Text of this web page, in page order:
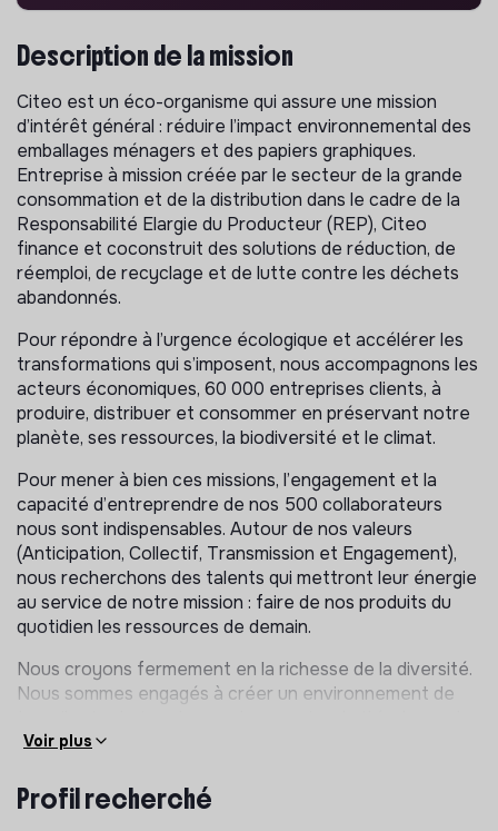
Description de la mission
Citeo est un éco-organisme qui assure une mission
d’intérêt général : réduire l’impact environnemental des
emballages ménagers et des papiers graphiques.
Entreprise à mission créée par le secteur de la grande
consommation et de la distribution dans le cadre de la
Responsabilité Elargie du Producteur (REP), Citeo
finance et coconstruit des solutions de réduction, de
réemploi, de recyclage et de lutte contre les déchets
abandonnés.
Pour répondre à l’urgence écologique et accélérer les
transformations qui s’imposent, nous accompagnons les
acteurs économiques, 60 000 entreprises clients, à
produire, distribuer et consommer en préservant notre
planète, ses ressources, la biodiversité et le climat.
Pour mener à bien ces missions, l’engagement et la
capacité d’entreprendre de nos 500 collaborateurs
nous sont indispensables. Autour de nos valeurs
(Anticipation, Collectif, Transmission et Engagement),
nous recherchons des talents qui mettront leur énergie
au service de notre mission : faire de nos produits du
quotidien les ressources de demain.
Nous croyons fermement en la richesse de la diversité.
Nous sommes engagés à créer un environnement de
en compte les situations de handicap.
La mission :
Voir plus
Profil recherché